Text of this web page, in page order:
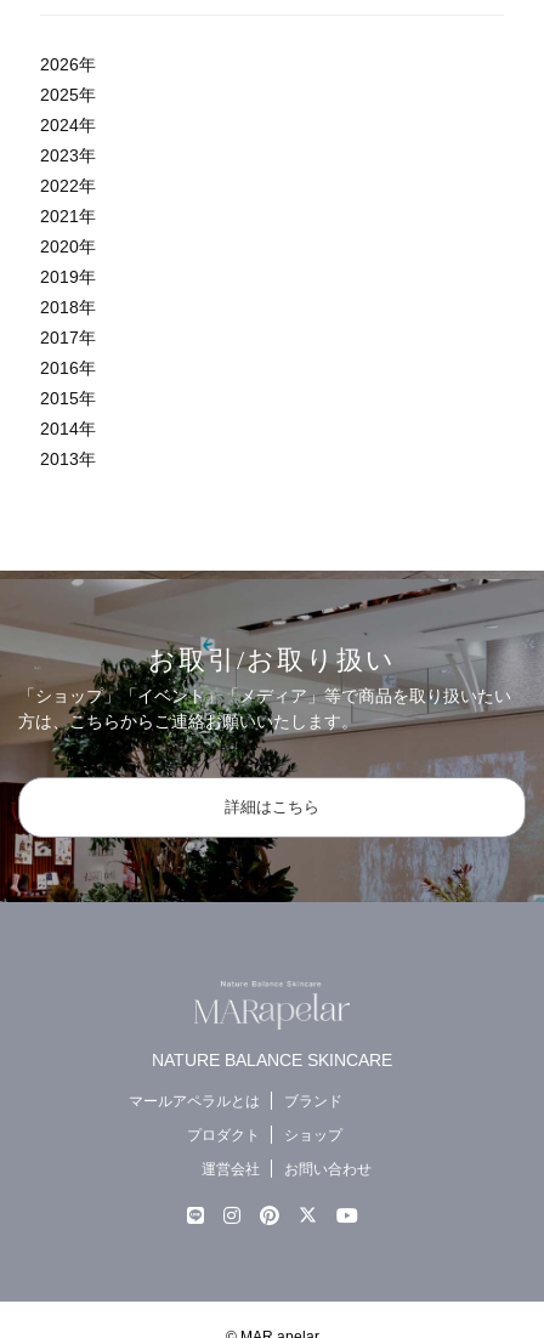
2026年
2025年
2024年
2023年
2022年
2021年
2020年
2019年
2018年
2017年
2016年
2015年
2014年
2013年
お取引/お取り扱い
「ショップ」「イベント」「メディア」等で商品を取り扱いたい
方は、こちらからご連絡お願いいたします。
詳細はこちら
NATURE BALANCE SKINCARE
マールアペラルとは
ブランド
プロダクト
ショップ
運営会社
お問い合わせ